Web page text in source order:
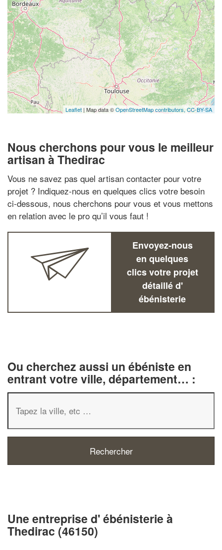
Leaflet | Map data ©OpenStreetMap contributors, CC-BY-SA
Nous cherchons pour vous le meilleur
artisan à Thedirac
Vous ne savez pas quel artisan contacter pour votre
projet ? Indiquez-nous en quelques clics votre besoin
ci-dessous, nous cherchons pour vous et vous mettons
en relation avec le pro qu’il vous faut !
Envoyez-nous
en quelques
clics votre projet
détaillé d'
ébénisterie
Ou cherchez aussi un ébéniste en
entrant votre ville, département… :
Une entreprise d' ébénisterie à
Thedirac (46150)